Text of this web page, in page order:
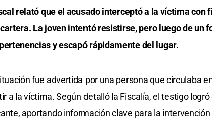
relató que el acusado interceptó a la víctima con
La joven intentó resistirse, pero luego de un
y escapó rápidamente del lugar.
fue advertida por una persona que circulaba
a la víctima. Según detalló la Fiscalía, el testigo
aportando información clave para la intervención